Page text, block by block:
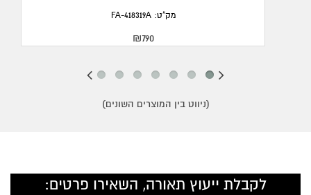
מק"ט: FA-418319A
₪790
(ניווט בין המוצרים השונים)
לקבלת ייעוץ תאורה, השאירו פרטים: